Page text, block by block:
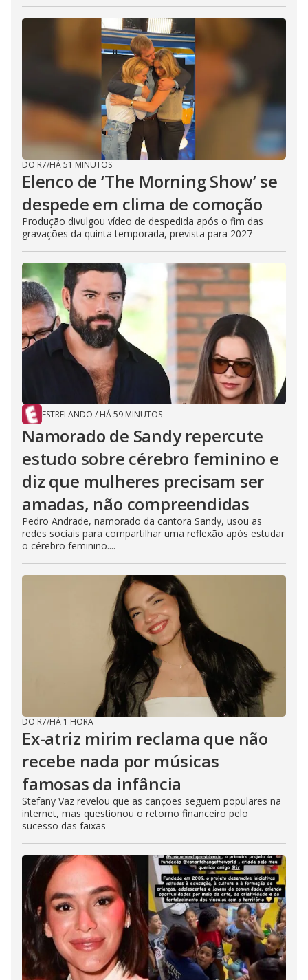
DO R7/HÁ 51 MINUTOS
Elenco de ‘The Morning Show’ se
despede em clima de comoção
Produção divulgou vídeo de despedida após o fim das
gravações da quinta temporada, prevista para 2027
ESTRELANDO / HÁ 59 MINUTOS
Namorado de Sandy repercute
estudo sobre cérebro feminino e
diz que mulheres precisam ser
amadas, não compreendidas
Pedro Andrade, namorado da cantora Sandy, usou as
redes sociais para compartilhar uma reflexão após estudar
o cérebro feminino....
DO R7/HÁ 1 HORA
Ex-atriz mirim reclama que não
recebe nada por músicas
famosas da infância
Stefany Vaz revelou que as canções seguem populares na
internet, mas questionou o retorno financeiro pelo
sucesso das faixas